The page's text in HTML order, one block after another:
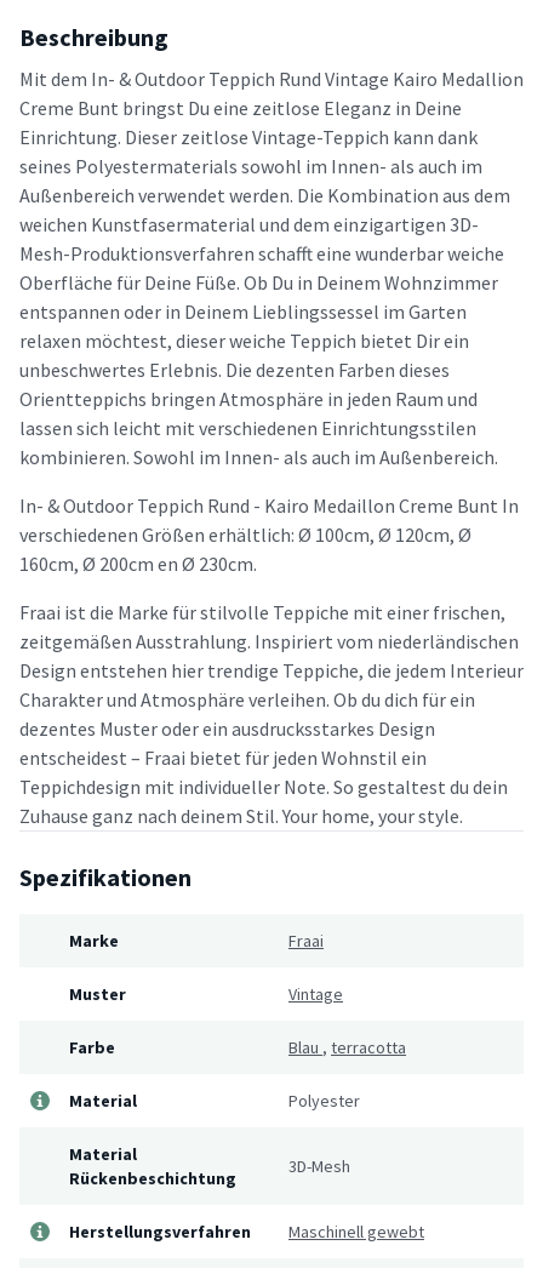
Beschreibung
Mit dem In- & Outdoor Teppich Rund Vintage Kairo Medallion
Creme Bunt bringst Du eine zeitlose Eleganz in Deine
Einrichtung. Dieser zeitlose Vintage-Teppich kann dank
seines Polyestermaterials sowohl im Innen- als auch im
Außenbereich verwendet werden. Die Kombination aus dem
weichen Kunstfasermaterial und dem einzigartigen 3D-
Mesh-Produktionsverfahren schafft eine wunderbar weiche
Oberfläche für Deine Füße. Ob Du in Deinem Wohnzimmer
entspannen oder in Deinem Lieblingssessel im Garten
relaxen möchtest, dieser weiche Teppich bietet Dir ein
unbeschwertes Erlebnis. Die dezenten Farben dieses
Orientteppichs bringen Atmosphäre in jeden Raum und
lassen sich leicht mit verschiedenen Einrichtungsstilen
kombinieren. Sowohl im Innen- als auch im Außenbereich.
In- & Outdoor Teppich Rund - Kairo Medaillon Creme Bunt In
verschiedenen Größen erhältlich: Ø 100cm, Ø 120cm, Ø
160cm, Ø 200cm en Ø 230cm.
Fraai ist die Marke für stilvolle Teppiche mit einer frischen,
zeitgemäßen Ausstrahlung. Inspiriert vom niederländischen
Design entstehen hier trendige Teppiche, die jedem Interieur
Charakter und Atmosphäre verleihen. Ob du dich für ein
dezentes Muster oder ein ausdrucksstarkes Design
entscheidest – Fraai bietet für jeden Wohnstil ein
Teppichdesign mit individueller Note. So gestaltest du dein
Zuhause ganz nach deinem Stil. Your home, your style.
Spezifikationen
Marke Fraai
Muster Vintage
Farbe Blau , terracotta
Material Polyester
Material
Rückenbeschichtung
3D-Mesh
Herstellungsverfahren Maschinell gewebt